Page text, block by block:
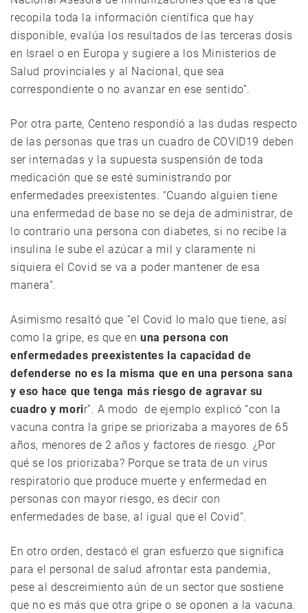
recopila toda la información científica que hay
disponible, evalúa los resultados de las terceras dosis
en Israel o en Europa y sugiere a los Ministerios de
Salud provinciales y al Nacional, que sea
correspondiente o no avanzar en ese sentido”.
Por otra parte, Centeno respondió a las dudas respecto
de las personas que tras un cuadro de COVID19 deben
ser internadas y la supuesta suspensión de toda
medicación que se esté suministrando por
enfermedades preexistentes. “Cuando alguien tiene
una enfermedad de base no se deja de administrar, de
lo contrario una persona con diabetes, si no recibe la
insulina le sube el azúcar a mil y claramente ni
siquiera el Covid se va a poder mantener de esa
manera”.
Asimismo resaltó que “el Covid lo malo que tiene, así
como la gripe, es que enuna persona con
enfermedades preexistentes la capacidad de
defenderse no es la misma que en una persona sana
y eso hace que tenga más riesgo de agravar su
cuadro y morir”. A modo de ejemplo explicó “con la
vacuna contra la gripe se priorizaba a mayores de 65
años, menores de 2 años y factores de riesgo. ¿Por
qué se los priorizaba? Porque se trata de un virus
respiratorio que produce muerte y enfermedad en
personas con mayor riesgo, es decir con
enfermedades de base, al igual que el Covid”.
En otro orden, destacó el gran esfuerzo que significa
para el personal de salud afrontar esta pandemia,
pese al descreimiento aún de un sector que sostiene
que no es más que otra gripe o se oponen a la vacuna.